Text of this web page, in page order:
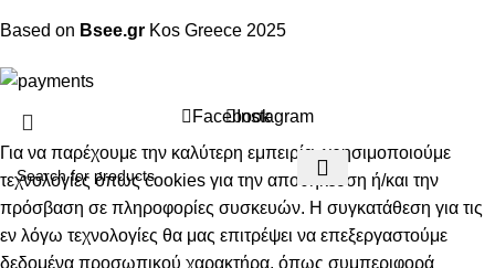
Based on Bsee.gr Kos Greece 2025
FacebookInstagram
Για να παρέχουμε την καλύτερη εμπειρία, χρησιμοποιούμε
τεχνολογίες όπως cookies για την αποθήκευση ή/και την
πρόσβαση σε πληροφορίες συσκευών. Η συγκατάθεση για τις
εν λόγω τεχνολογίες θα μας επιτρέψει να επεξεργαστούμε
δεδομένα προσωπικού χαρακτήρα, όπως συμπεριφορά